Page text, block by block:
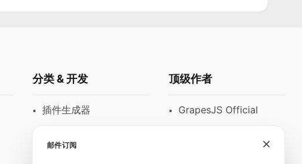
分类 & 开发
插件生成器
顶级作者
GrapesJS Official
邮件订阅